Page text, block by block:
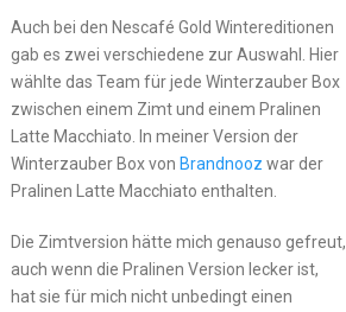
Auch bei den Nescafé Gold Wintereditionen
gab es zwei verschiedene zur Auswahl. Hier
wählte das Team für jede Winterzauber Box
zwischen einem Zimt und einem Pralinen
Latte Macchiato. In meiner Version der
Winterzauber Box von Brandnooz war der
Pralinen Latte Macchiato enthalten.
Die Zimtversion hätte mich genauso gefreut,
auch wenn die Pralinen Version lecker ist,
hat sie für mich nicht unbedingt einen